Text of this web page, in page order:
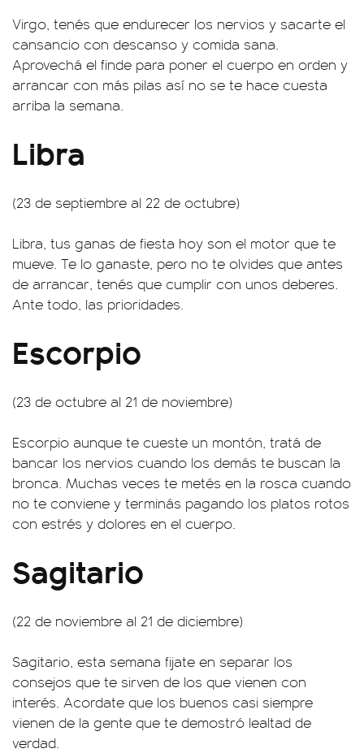
Virgo, tenés que endurecer los nervios y sacarte el
cansancio con descanso y comida sana.
Aprovechá el finde para poner el cuerpo en orden y
arrancar con más pilas así no se te hace cuesta
arriba la semana.
Libra
(23 de septiembre al 22 de octubre)
Libra, tus ganas de fiesta hoy son el motor que te
mueve. Te lo ganaste, pero no te olvides que antes
de arrancar, tenés que cumplir con unos deberes.
Ante todo, las prioridades.
Escorpio
(23 de octubre al 21 de noviembre)
Escorpio aunque te cueste un montón, tratá de
bancar los nervios cuando los demás te buscan la
bronca. Muchas veces te metés en la rosca cuando
no te conviene y terminás pagando los platos rotos
con estrés y dolores en el cuerpo.
Sagitario
(22 de noviembre al 21 de diciembre)
Sagitario, esta semana fijate en separar los
consejos que te sirven de los que vienen con
interés. Acordate que los buenos casi siempre
vienen de la gente que te demostró lealtad de
verdad.